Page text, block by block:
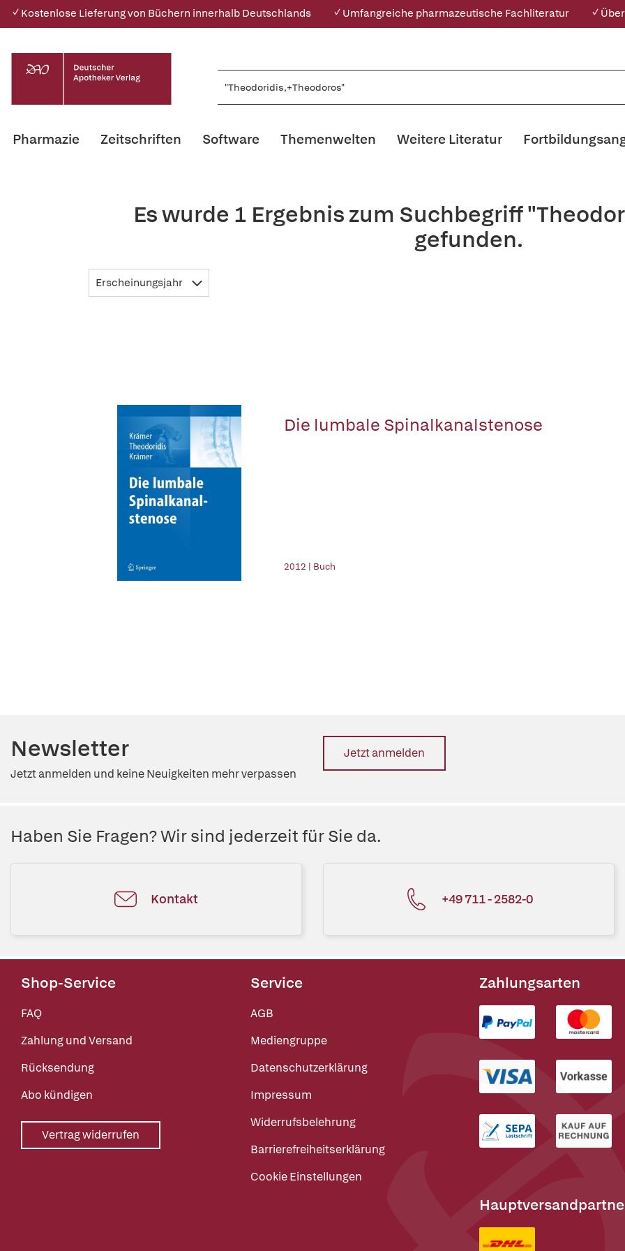
✓ Kostenlose Lieferung von Büchern innerhalb Deutschlands ✓ Umfangreiche pharmazeutische Fachliteratur ✓
Pharmazie Zeitschriften Software Themenwelten Weitere Literatur
Es wurde 1 Ergebnis zum Suchbegriff
gefunden.
Erscheinungsjahr
Die lumbale Spinalkanalstenose
2012 | Buch
Newsletter
Jetzt anmelden und keine Neuigkeiten mehr verpassen
Jetzt anmelden
Haben Sie Fragen? Wir sind jederzeit für Sie da.
Kontakt +49 711 - 2582-0
Shop-Service
FAQ
Zahlung und Versand
Rücksendung
Abo kündigen
Vertrag widerrufen
Service
AGB
Mediengruppe
Datenschutzerklärung
Impressum
Widerrufsbelehrung
Barrierefreiheitserklärung
Cookie Einstellungen
Zahlungsarten